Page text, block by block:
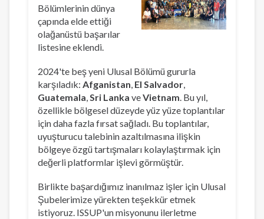
Bölümlerinin dünya
çapında elde ettiği
olağanüstü başarılar
listesine eklendi.
2024'te beş yeni Ulusal Bölümü gururla
karşıladık: Afganistan, El Salvador,
Guatemala,Sri Lanka veVietnam. Bu yıl,
özellikle bölgesel düzeyde yüz yüze toplantılar
için daha fazla fırsat sağladı. Bu toplantılar,
uyuşturucu talebinin azaltılmasına ilişkin
bölgeye özgü tartışmaları kolaylaştırmak için
değerli platformlar işlevi görmüştür.
Birlikte başardığımız inanılmaz işler için Ulusal
Şubelerimize yürekten teşekkür etmek
istiyoruz. ISSUP'un misyonunu ilerletme